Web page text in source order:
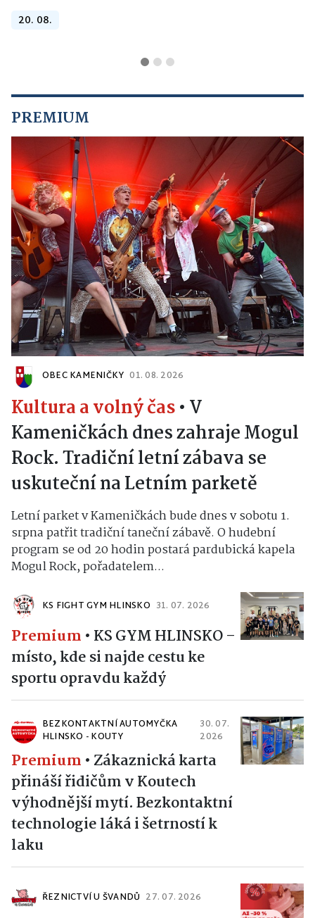
20. 08.
PREMIUM
OBEC KAMENIČKY 01. 08. 2026
Kultura a volný čas• V
Kameničkách dnes zahraje Mogul
Rock. Tradiční letní zábava se
uskuteční na Letním parketě
Letní parket v Kameničkách bude dnes v sobotu 1.
srpna patřit tradiční taneční zábavě. O hudební
program se od 20 hodin postará pardubická kapela
Mogul Rock, pořadatelem...
KS FIGHT GYM HLINSKO 31. 07. 2026
Premium • KS GYM HLINSKO –
místo, kde si najde cestu ke
sportu opravdu každý
BEZKONTAKTNÍ AUTOMYČKA
HLINSKO - KOUTY
30. 07.
2026
Premium • Zákaznická karta
přináší řidičům v Koutech
výhodnější mytí. Bezkontaktní
technologie láká i šetrností k
laku
ŘEZNICTVÍ U ŠVANDŮ 27. 07. 2026